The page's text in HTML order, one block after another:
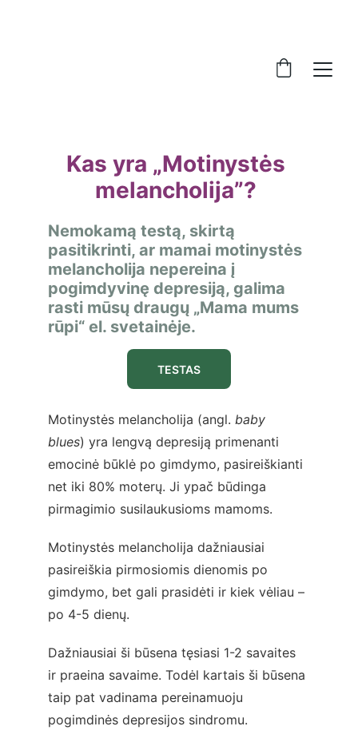
Kas yra „Motinystės
melancholija”?
Motinystės melancholija (angl. baby
blues) yra lengvą depresiją primenanti
emocinė būklė po gimdymo, pasireiškianti
net iki 80% moterų. Ji ypač būdinga
pirmagimio susilaukusioms mamoms.
Motinystės melancholija dažniausiai
pasireiškia pirmosiomis dienomis po
gimdymo, bet gali prasidėti ir kiek vėliau –
po 4-5 dienų.
Dažniausiai ši būsena tęsiasi 1-2 savaites
ir praeina savaime. Todėl kartais ši būsena
taip pat vadinama pereinamuoju
pogimdinės depresijos sindromu.
Nemokamą testą, skirtą
pasitikrinti, ar mamai motinystės
melancholija nepereina į
pogimdyvinę depresiją, galima
rasti mūsų draugų „Mama mums
rūpi“ el. svetainėje.
TESTAS